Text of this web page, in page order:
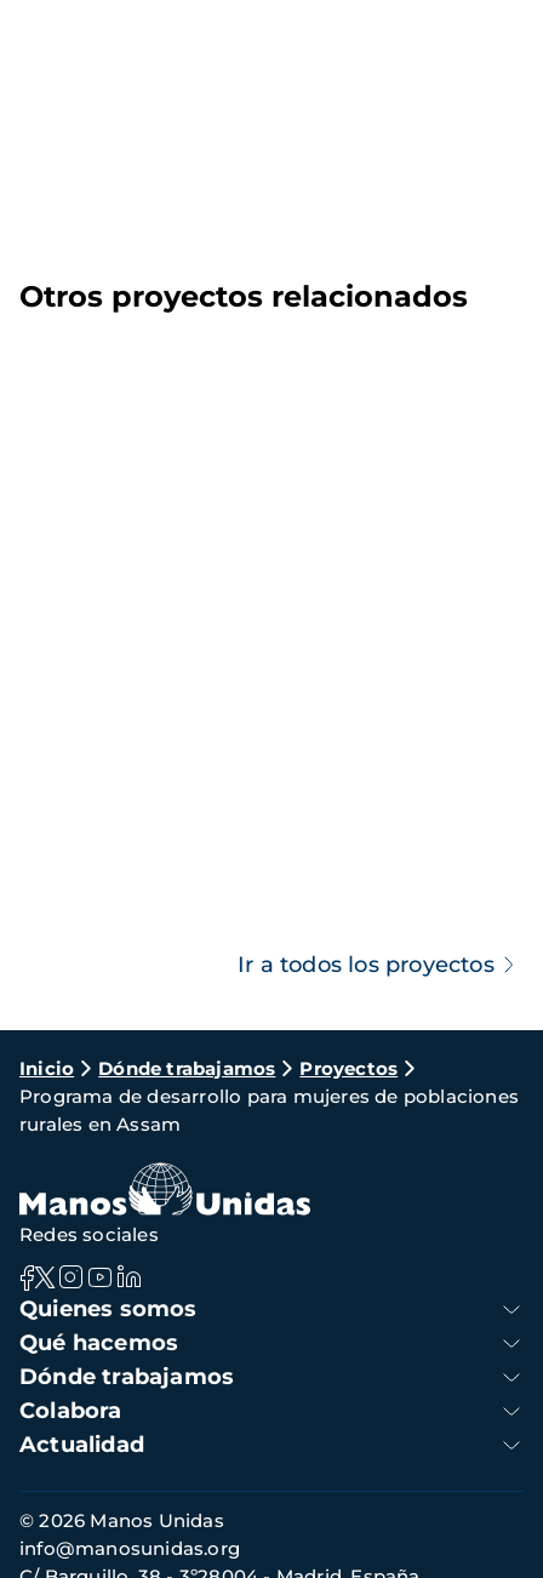
Otros proyectos relacionados
Ir a todos los proyectos
Ruta
de
navegación
Inicio Dónde trabajamos
Proyectos
Programa de desarrollo para mujeres de poblaciones
rurales en Assam
Navegación
principal
Quienes somos
Qué hacemos
Dónde trabajamos
Colabora
Actualidad
Redes sociales
Información
de
contacto
© 2026 Manos Unidas
info@manosunidas.org